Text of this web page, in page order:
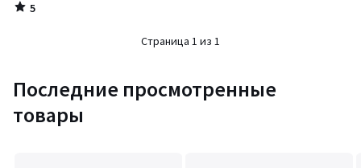
5
/
Страница 1 из 1
Последние просмотренные
товары